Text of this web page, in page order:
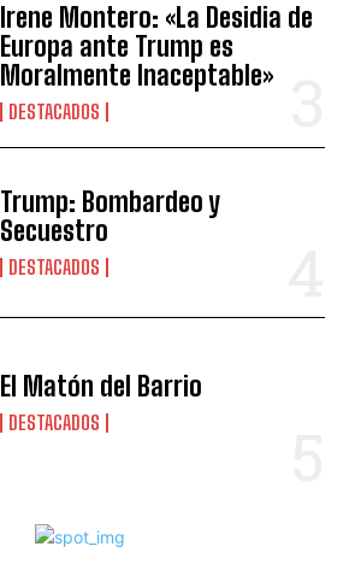
Irene Montero: «La Desidia de
Europa ante Trump es
Moralmente Inaceptable»
DESTACADOS
Trump: Bombardeo y
Secuestro
DESTACADOS
El Matón del Barrio
DESTACADOS